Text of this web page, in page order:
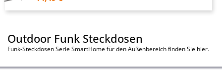
Outdoor Funk Steckdosen
Funk-Steckdosen Serie SmartHome für den Außenbereich finden Sie hier.